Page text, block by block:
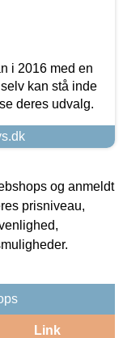
i 2016 med en
kan stå inde
deres udvalg.
og anmeldt
prisniveau,
Link